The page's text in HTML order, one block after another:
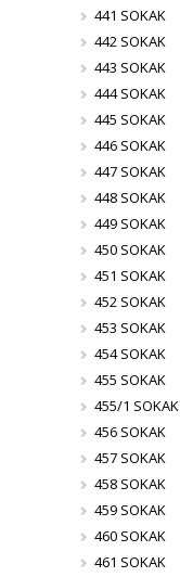
441 SOKAK
442 SOKAK
443 SOKAK
444 SOKAK
445 SOKAK
446 SOKAK
447 SOKAK
448 SOKAK
449 SOKAK
450 SOKAK
451 SOKAK
452 SOKAK
453 SOKAK
454 SOKAK
455 SOKAK
455/1 SOKAK
456 SOKAK
457 SOKAK
458 SOKAK
459 SOKAK
460 SOKAK
461 SOKAK